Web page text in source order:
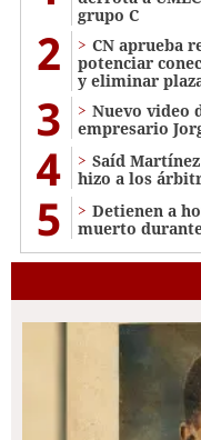
grupo C
2
CN aprueba
potenciar
y eliminar
3
Nuevo video
empresario
4
Saíd
hizo a los
5
Detienen a
muerto